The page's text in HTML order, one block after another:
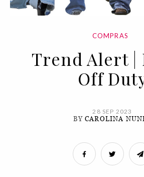
COMPRAS
Trend Alert |
Off
28 SEP 2023
BYCAROLINA